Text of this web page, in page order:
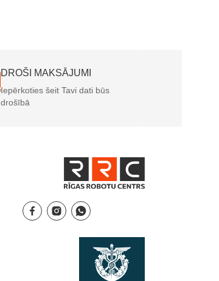
DROŠI MAKSĀJUMI
Iepērkoties šeit Tavi dati būs
drošībā